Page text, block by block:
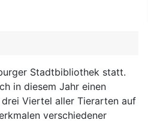
Stadtbibliothek statt.
in diesem Jahr einen
Viertel aller Tierarten auf
verschiedener